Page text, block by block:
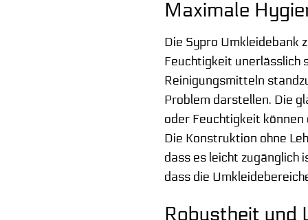
Maximale
Die Sypro Umkleidebank
Feuchtigkeit unerlässlich
Reinigungsmitteln
Problem darstellen. Die
oder Feuchtigkeit
Die Konstruktion ohne
dass es leicht zugänglich
dass die
Robustheit und